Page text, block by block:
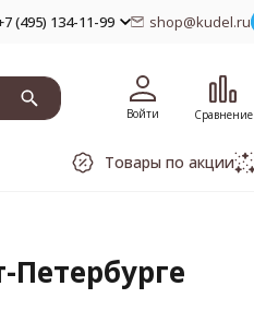
(495) 134-11-99 shop@kudel.ru
Войти Сравнение
Товары по акции